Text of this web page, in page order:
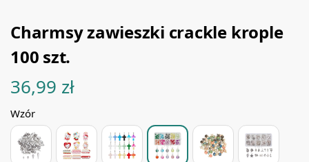
Charmsy zawieszki crackle krople
100 szt.
36,99 zł
Wzór